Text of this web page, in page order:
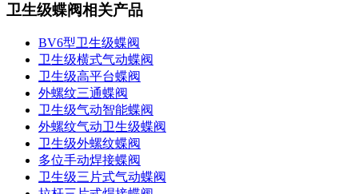
卫生级蝶阀相关产品
BV6型卫生级蝶阀
卫生级横式气动蝶阀
卫生级高平台蝶阀
外螺纹三通蝶阀
卫生级气动智能蝶阀
外螺纹气动卫生级蝶阀
卫生级外螺纹蝶阀
多位手动焊接蝶阀
卫生级三片式气动蝶阀